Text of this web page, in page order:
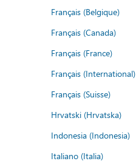
Français (Belgique)
Français (Canada)
Français (France)
Français (International)
Français (Suisse)
Hrvatski (Hrvatska)
Indonesia (Indonesia)
Italiano (Italia)